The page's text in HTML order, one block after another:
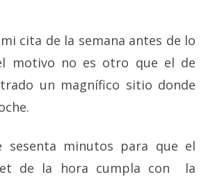
cita de la semana antes de lo
motivo no es otro que el de
un magnífico sitio donde
sesenta minutos para que el
de la hora cumpla con la